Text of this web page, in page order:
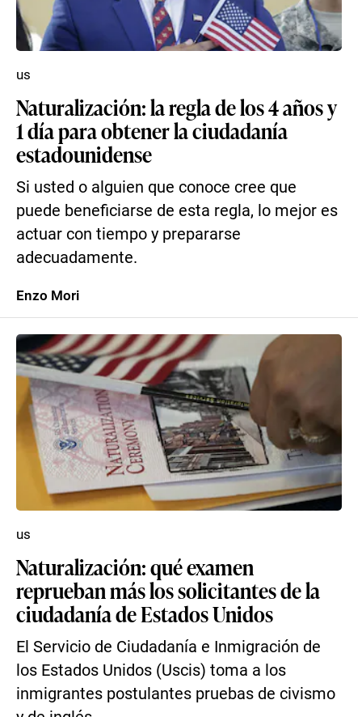
Naturalización: la regla de los 4 años y
1 día para obtener la ciudadanía
estadounidense
Si usted o alguien que conoce cree que
puede beneficiarse de esta regla, lo mejor es
actuar con tiempo y prepararse
adecuadamente.
us
Enzo Mori
Naturalización: qué examen
reprueban más los solicitantes de la
ciudadanía de Estados Unidos
El Servicio de Ciudadanía e Inmigración de
los Estados Unidos (Uscis) toma a los
inmigrantes postulantes pruebas de civismo
us